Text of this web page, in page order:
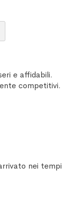
e affidabili.
competitivi.
nei tempi